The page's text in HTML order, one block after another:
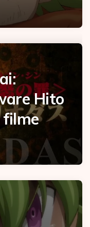
Hito
filme